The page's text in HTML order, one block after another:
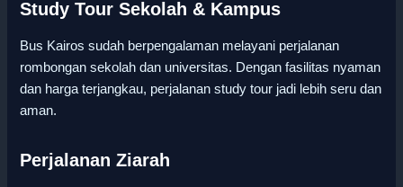
Study Tour Sekolah & Kampus
Bus Kairos sudah berpengalaman melayani perjalanan
rombongan sekolah dan universitas. Dengan fasilitas nyaman
dan harga terjangkau, perjalanan study tour jadi lebih seru dan
aman.
Perjalanan Ziarah